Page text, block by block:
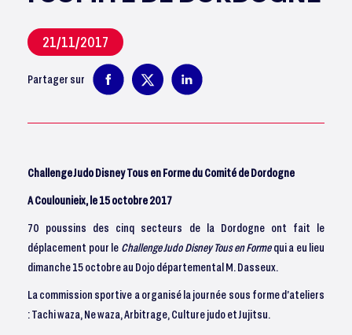
21/11/2017
Partager sur
Challenge Judo Disney Tous en Forme du Comité de Dordogne
A Coulounieix, le 15 octobre 2017
70 poussins des cinq secteurs de la Dordogne ont fait le
déplacement pour le Challenge Judo Disney Tous en Formequi a eu lieu
dimanche 15 octobre au Dojo départemental M. Dasseux.
La commission sportive a organisé la journée sous forme d’ateliers
: Tachi waza, Ne waza, Arbitrage, Culture judo et Jujitsu.